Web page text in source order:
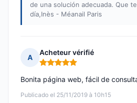
de una solución adecuada. Que
día,Inès - Méanail Paris
A
Acheteur vérifié
Nota: 5 de 5
Publicado el 25/11/2019 à 10h15
Bonita página web, fácil de